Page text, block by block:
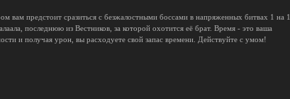
вам предстоит сразиться с безжалостными боссами в напряженных битвах 1 на 1,
последнюю из Вестников, за которой охотится её брат. Время - это ваша
и получая урон, вы расходуете свой запас времени. Действуйте с умом!